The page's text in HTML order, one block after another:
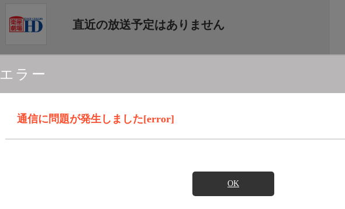
エラー
通信に問題が発生しました[error]
OK
直近の放送予定はありません